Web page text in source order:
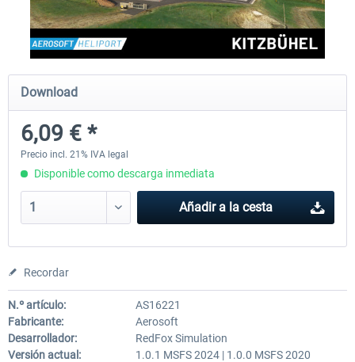
Aerosoft Mega Airport Brussels
25,37 € *
Aerosoft Airport Cologne/
Download
6,09 € *
Precio incl. 21% IVA legal
Disponible como descarga inmediata
Añadir a la cesta
Recordar
N.º artículo:
AS16221
Fabricante:
Aerosoft
Desarrollador:
RedFox Simulation
Versión actual:
1.0.1 MSFS 2024 | 1.0.0 MSFS 2020